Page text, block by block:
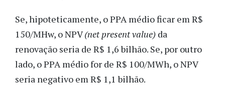
Se, hipoteticamente, o PPA médio ficar em R$
150/MHw, o NPV(net present value) da
renovação seria de R$ 1,6 bilhão. Se, por outro
lado, o PPA médio for de R$ 100/MWh, o NPV
seria negativo em R$ 1,1 bilhão.